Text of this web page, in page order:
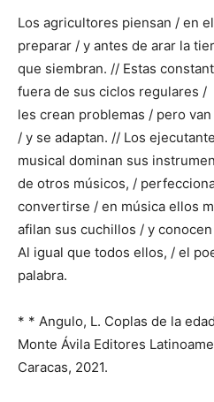
Los agricultores piensan / en
preparar / y antes de arar la
que siembran. // Estas
fuera de sus ciclos regulares /
les crean problemas / pero
/ y se adaptan. // Los
musical dominan sus
de otros músicos, /
convertirse / en música ellos
afilan sus cuchillos / y
Al igual que todos ellos, / el
palabra.
* * Angulo, L. Coplas de la
Monte Ávila Editores
Caracas, 2021.